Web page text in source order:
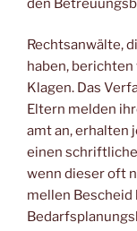
den
Rechts­an­wäl­te,
haben,
Kla­gen. Das
Eltern mel­den
amt an, erhal­ten
einen
wenn die­ser oft
mel­len Bescheid